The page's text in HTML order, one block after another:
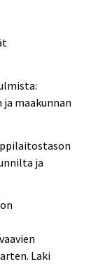
maakunnan
ja
Laki